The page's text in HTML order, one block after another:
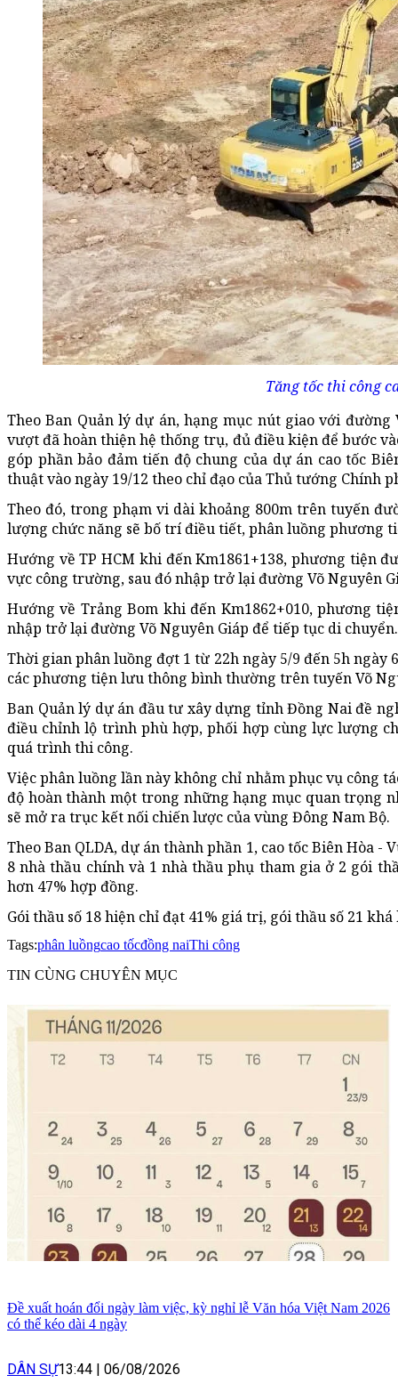
Tăng tốc thi công
Theo Ban Quản lý dự án, hạng mục nút giao với
vượt đã hoàn thiện hệ thống trụ, đủ điều kiện để bước
góp phần bảo đảm tiến độ chung của dự án cao tốc
thuật vào ngày 19/12 theo chỉ đạo của Thủ tướng Chính
Theo đó, trong phạm vi dài khoảng 800m trên tuyến
lượng chức năng sẽ bố trí điều tiết, phân luồng phương
Hướng về TP HCM khi đến Km1861+138, phương tiện
vực công trường, sau đó nhập trở lại đường Võ Nguyên
Hướng về Trảng Bom khi đến Km1862+010, phương
nhập trở lại đường Võ Nguyên Giáp để tiếp tục di chuyển.
Thời gian phân luồng đợt 1 từ 22h ngày 5/9 đến 5h
các phương tiện lưu thông bình thường trên tuyến Võ
Ban Quản lý dự án đầu tư xây dựng tỉnh Đồng Nai đề
điều chỉnh lộ trình phù hợp, phối hợp cùng lực lượng
quá trình thi công.
Việc phân luồng lần này không chỉ nhằm phục vụ công
độ hoàn thành một trong những hạng mục quan trọng
sẽ mở ra trục kết nối chiến lược của vùng Đông Nam Bộ.
Theo Ban QLDA, dự án thành phần 1, cao tốc Biên Hòa
8 nhà thầu chính và 1 nhà thầu phụ tham gia ở 2 gói
hơn 47% hợp đồng.
Gói thầu số 18 hiện chỉ đạt 41% giá trị, gói thầu số 21
Tags:phân luồngcao tốcđồng naiThi công
TIN CÙNG CHUYÊN MỤC
Đề xuất hoán đổi ngày làm việc, kỳ nghỉ lễ Văn hóa Việt Nam 2026
có thể kéo dài 4 ngày
DÂN SỰ13:44 06/08/2026